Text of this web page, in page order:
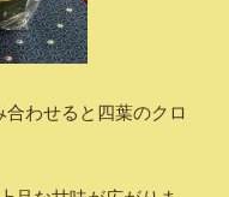
わせると四葉のクロ